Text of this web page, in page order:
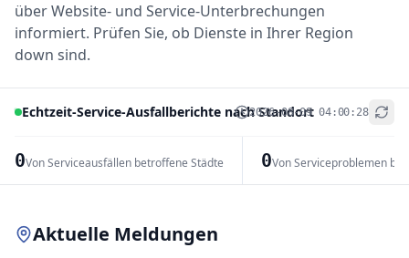
über Website- und Service-Unterbrechungen
informiert. Prüfen Sie, ob Dienste in Ihrer Region
down sind.
Echtzeit-Service-Ausfallberichte nach Standort
2026-08-09 04:00:28
0Von Serviceausfällen betroffene Städte 0Von Serviceproblemen
+
Aktuelle Meldungen